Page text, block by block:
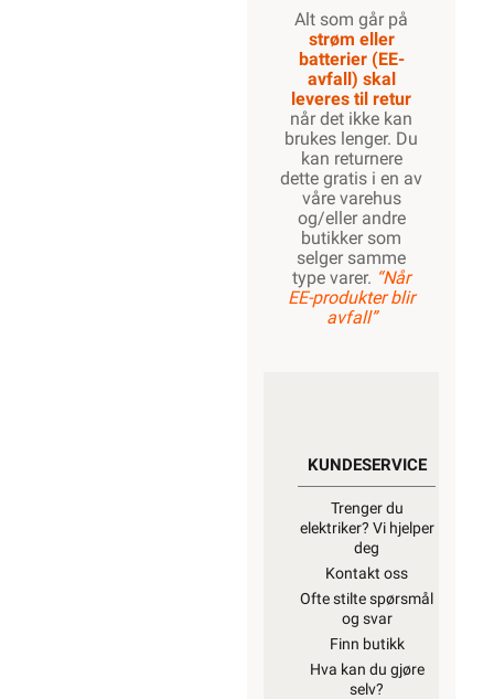
Alt som går på
strøm eller
batterier (EE-
avfall) skal
leveres til retur
når det ikke kan
brukes lenger. Du
kan returnere
dette gratis i en av
våre varehus
og/eller andre
butikker som
selger samme
type varer. “Når
EE-produkter blir
avfall”
KUNDESERVICE
Trenger du
elektriker? Vi hjelper
deg
Kontakt oss
Ofte stilte spørsmål
og svar
Finn butikk
Hva kan du gjøre
selv?